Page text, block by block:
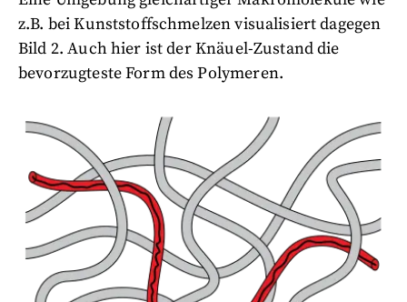
z.B. bei Kunststoffschmelzen visualisiert dagegen
Bild 2. Auch hier ist der Knäuel-Zustand die
bevorzugteste Form des Polymeren.